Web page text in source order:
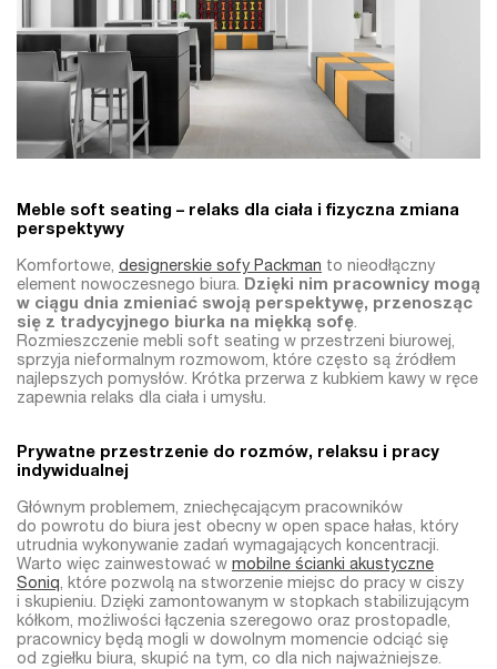
Meble soft seating – relaks dla ciała i fizyczna zmiana
perspektywy
Komfortowe, designerskie sofy Packman to nieodłączny
element nowoczesnego biura. Dzięki nim pracownicy mogą
w ciągu dnia zmieniać swoją perspektywę, przenosząc
się z tradycyjnego biurka na miękką sofę.
Rozmieszczenie mebli soft seating w przestrzeni biurowej,
sprzyja nieformalnym rozmowom, które często są źródłem
najlepszych pomysłów. Krótka przerwa z kubkiem kawy w ręce
zapewnia relaks dla ciała i umysłu.
Prywatne przestrzenie do rozmów, relaksu i pracy
indywidualnej
Głównym problemem, zniechęcającym pracowników
do powrotu do biura jest obecny w open space hałas, który
utrudnia wykonywanie zadań wymagających koncentracji.
Warto więc zainwestować w mobilne ścianki akustyczne
Soniq, które pozwolą na stworzenie miejsc do pracy w ciszy
i skupieniu. Dzięki zamontowanym w stopkach stabilizującym
kółkom, możliwości łączenia szeregowo oraz prostopadle,
pracownicy będą mogli w dowolnym momencie odciąć się
od zgiełku biura, skupić na tym, co dla nich najważniejsze.